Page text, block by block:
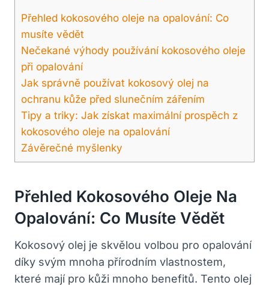
Přehled kokosového oleje na opalování: Co
musíte vědět
Nečekané výhody používání kokosového oleje
při opalování
Jak správně používat kokosový olej na
ochranu kůže před slunečním zářením
Tipy a triky: Jak získat maximální prospěch z
kokosového oleje na opalování
Závěrečné myšlenky
Přehled Kokosového Oleje Na
Opalování: Co Musíte Vědět
Kokosový olej je skvělou volbou pro opalování
díky svým mnoha přírodním vlastnostem,
které mají pro kůži mnoho benefitů. Tento olej